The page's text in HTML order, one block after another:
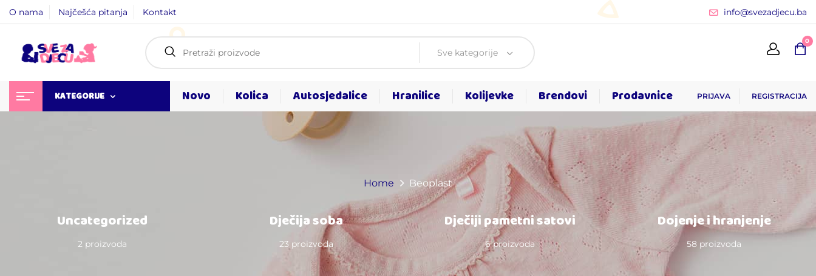
O nama Najčešća pitanja Kontakt info@svezadjecu.ba
Sve kategorije
0
KATEGORIJE Novo Kolica Autosjedalice Hranilice Kolijevke Brendovi Prodavnice PRIJAVA REGISTRACIJA
Home Beoplast
Uncategorized
2 proizvoda
Dječija soba
23 proizvoda
Dječiji pametni satovi
6 proizvoda
Dojenje i hranjenje
58 proizvoda